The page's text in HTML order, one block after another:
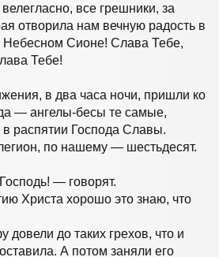
все грешники, за
отворила нам вечную радость в
Небесном Сионе! Слава Тебе,
Тебе!
в два часа ночи, пришли ко
— ангелы-бесы те самые,
в распятии Господа Славы.
по нашему — шестьдесят.
— говорят.
Христа хорошо это знаю, что
довели до таких грехов, что и
А потом заняли его